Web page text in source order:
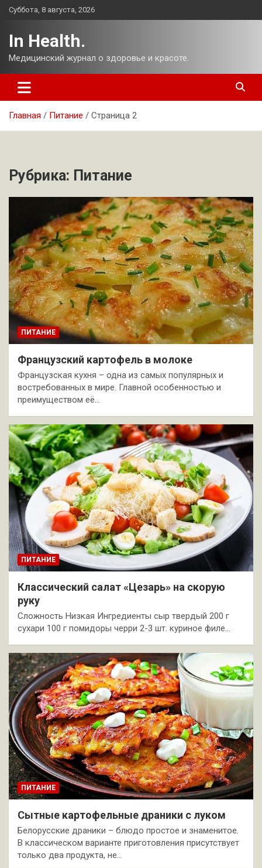
Перейти
Суббота, 8 августа, 2026
In Health.
Медицинский журнал о здоровье и красоте.
Главная Питание Страница 2
Рубрика: Питание
ПИТАНИЕ
Французский картофель в молоке
Французская кухня – одна из самых популярных и
востребованных в мире. Главной особенностью и
преимуществом её…
ПИТАНИЕ
Классический салат «Цезарь» на скорую
руку
Сложность Низкая Ингредиенты сыр твердый 200 г
сухари 100 г помидоры черри 2-3 шт. куриное филе…
ПИТАНИЕ
Сытные картофельные драники с луком
Белорусские драники – блюдо простое и знаменитое.
В классическом варианте приготовления присутствует
только два продукта, не…